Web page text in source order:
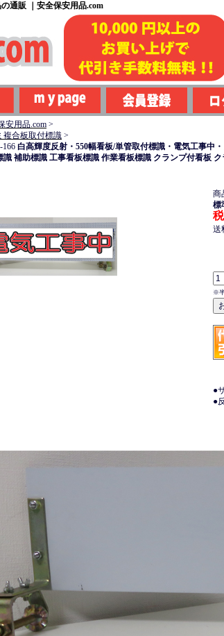
通販 ｜安全保安用品.com
安用品.com >
複合板取付標識 >
166 白高輝度反射・550幅看板/単管取付標識・電気工事中
識 補助標識 工事看板標識 作業看板標識 クランプ付看板
商
標
送
※
●
●